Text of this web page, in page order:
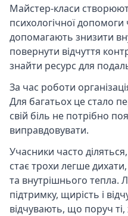
Майстер-класи
психологічної
допомагають знизити
повернути відчуття
знайти ресурс для
За час роботи
Для багатьох це стало
свій біль не потрібно
виправдовувати.
Учасники часто
стає трохи легше
та внутрішнього тепла.
підтримку, щирість і
відчувають, що поруч ті,